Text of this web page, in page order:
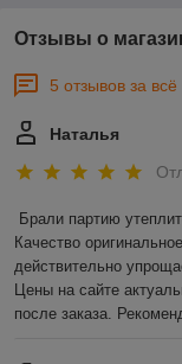
Отзывы о
5 отзывов за
Наталья
Брали партию
Качество
действительно
Цены на сайте
после заказа.